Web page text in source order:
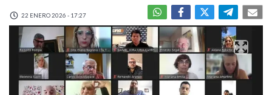
22 ENERO 2026 - 17:27